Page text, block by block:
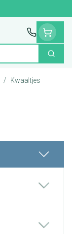
Zoek
/ Kwaaltjes